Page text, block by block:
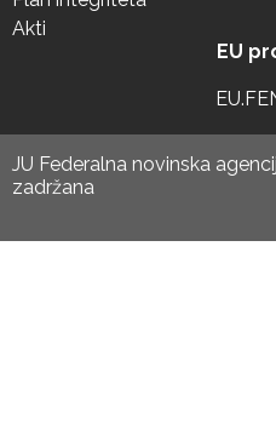
Akti
EU
JU Federalna novinska
zadržana